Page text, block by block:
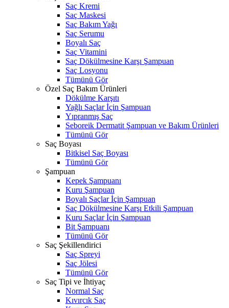
Saç Kremi
Saç Maskesi
Saç Bakım Yağı
Saç Serumu
Boyalı Saç
Saç Vitamini
Saç Dökülmesine Karşı Şampuan
Saç Losyonu
Tümünü Gör
Özel Saç Bakım Ürünleri
Dökülme Karşıtı
Yağlı Saçlar İçin Şampuan
Yıpranmış Saç
Seboreik Dermatit Şampuan ve Bakım Ürünleri
Tümünü Gör
Saç Boyası
Bitkisel Saç Boyası
Tümünü Gör
Şampuan
Kepek Şampuanı
Kuru Şampuan
Boyalı Saçlar İçin Şampuan
Saç Dökülmesine Karşı Etkili Şampuan
Kuru Saçlar İçin Şampuan
Bit Şampuanı
Tümünü Gör
Saç Şekillendirici
Saç Spreyi
Saç Jölesi
Tümünü Gör
Saç Tipi ve İhtiyaç
Normal Saç
Kıvırcık Saç